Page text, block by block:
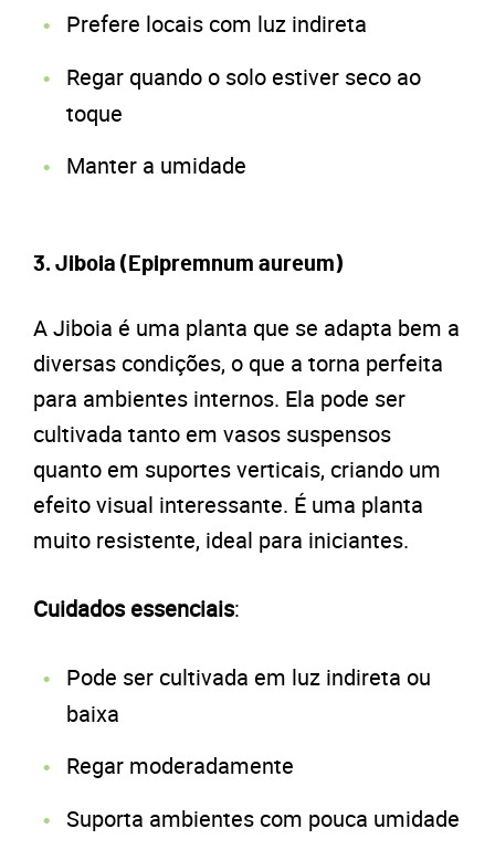
Prefere locais com luz indireta
Regar quando o solo estiver seco ao
toque
Manter a umidade
3. Jiboia (Epipremnum aureum)
A Jiboia é uma planta que se adapta bem a
diversas condições, o que a torna perfeita
para ambientes internos. Ela pode ser
cultivada tanto em vasos suspensos
quanto em suportes verticais, criando um
efeito visual interessante. É uma planta
muito resistente, ideal para iniciantes.
Cuidados essenciais:
Pode ser cultivada em luz indireta ou
baixa
Regar moderadamente
Suporta ambientes com pouca umidade